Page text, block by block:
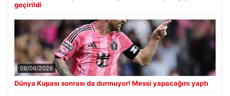
geçirildi
08/06/2026
Dünya Kupası sonrası da durmuyor! Messi yapacağını yaptı